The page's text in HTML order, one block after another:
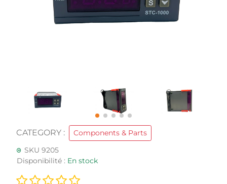
CATEGORY :
Components & Parts
SKU 9205
Disponibilité : En stock